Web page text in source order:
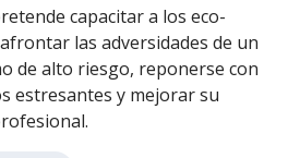
capacitar a los eco-
las adversidades de un
de alto riesgo, reponerse con
estresantes y mejorar su